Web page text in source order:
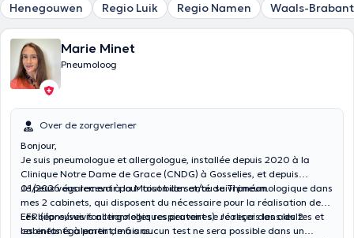
Henegouwen Regio Luik Regio Namen Waals-Brabant
Marie Minet
Pneumoloog
Over de zorgverlener
Bonjour,
Je suis pneumologue et allergologue, installée depuis 2020 à la
Clinique Notre Dame de Grace (CNDG) à Gosselies, et depuis
01/2026 également à la Maison de santé de Thiméon.
Je peux vous recevoir pour tout bilan et/ou suivi pneumologique dans
mes 2 cabinets, qui disposent du nécessaire pour la réalisation des
EFR (épreuves fonctionnelles respiratoires). Je reçois les adultes et
les enfants à partir de 6 ans.
Les bilans/suivis allergologiques peuvent se réaliser dans les 2
cabinets également, mais aucun test ne sera possible dans un